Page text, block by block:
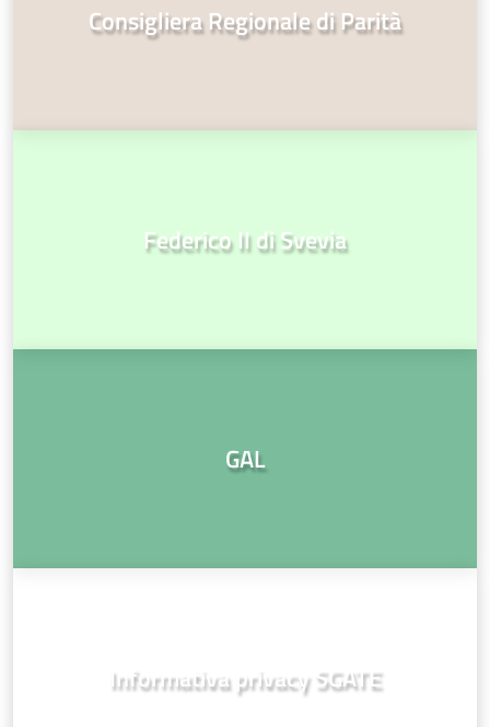
Consigliera Regionale di Parità
Federico II di Svevia
GAL
Informativa privacy SGATE